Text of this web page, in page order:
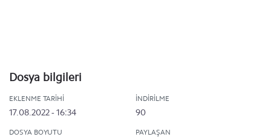
Dosya bilgileri
EKLENME TARIHI
17.08.2022 - 16:34
İNDIRILME
90
DOSYA BOYUTU PAYLAŞAN